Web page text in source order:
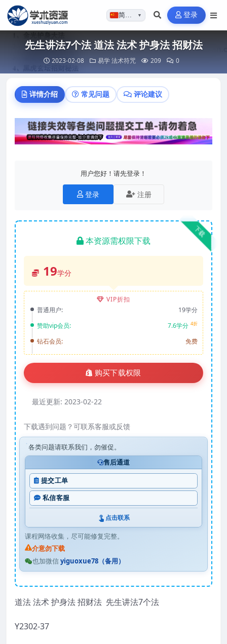
简体…▼ 登录
先生讲法7个法 道法 法术 护身法 招财法
2023-02-08 易学法术符咒 209 0
详情介绍 常见问题 评论建议
用户您好！请先登录！
登录 注册
下载
本资源需权限下载
19学分
VIP折扣
普通用户:
19学分
赞助vip会员:
7.6学分 4折
钻石会员: 免费
购买下载权限
最近更新: 2023-02-22
下载遇到问题？可联系客服或反馈
各类问题请联系我们，勿催促。
售后通道
提交工单
私信客服
点击联系
课程网络收集，尽可能修复完整。
介意勿下载
也加微信yiguoxue78（备用）
道法 法术 护身法 招财法 先生讲法7个法
Y2302-37